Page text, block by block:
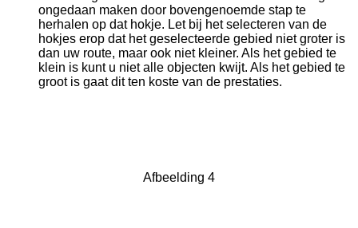
ongedaan maken door bovengenoemde stap te
herhalen op dat hokje. Let bij het selecteren van de
hokjes erop dat het geselecteerde gebied niet groter is
dan uw route, maar ook niet kleiner. Als het gebied te
klein is kunt u niet alle objecten kwijt. Als het gebied te
groot is gaat dit ten koste van de prestaties.
Afbeelding 4